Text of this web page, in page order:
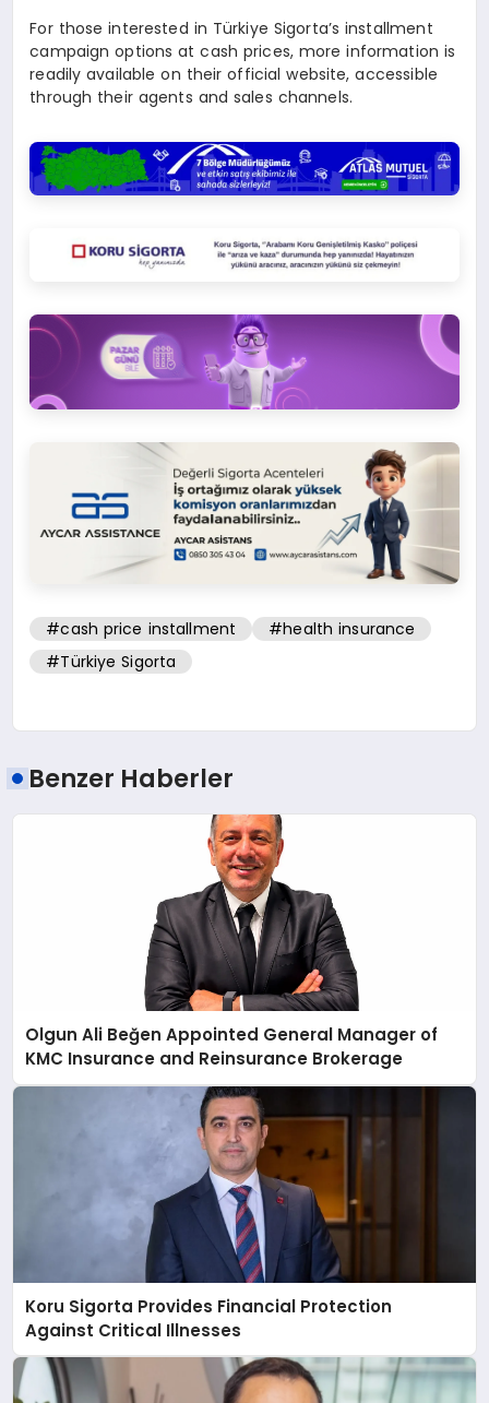
For those interested in Türkiye Sigorta’s installment
campaign options at cash prices, more information is
readily available on their official website, accessible
through their agents and sales channels.
#cash price installment
#health insurance
#Türkiye Sigorta
Benzer Haberler
Olgun Ali Beğen Appointed General Manager of
KMC Insurance and Reinsurance Brokerage
Koru Sigorta Provides Financial Protection
Against Critical Illnesses